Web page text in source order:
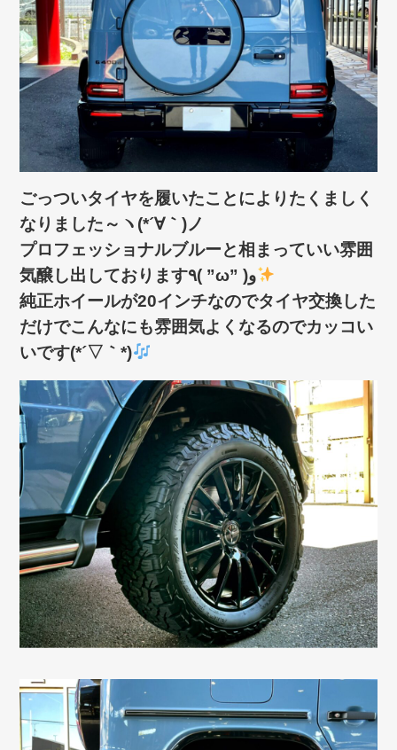
ごっついタイヤを履いたことによりたくましく
なりました～ヽ(*´∀｀)ノ
プロフェッショナルブルーと相まっていい雰囲
気醸し出しております٩( ”ω” )و
純正ホイールが20インチなのでタイヤ交換した
だけでこんなにも雰囲気よくなるのでカッコい
いです(*´▽｀*)